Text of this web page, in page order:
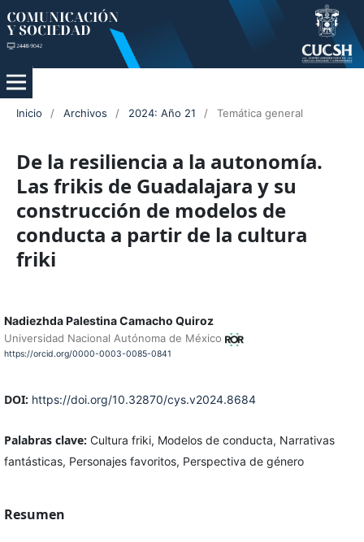
Inicio / Archivos / 2024: Año 21 / Temática general
De la resiliencia a la autonomía.
Las frikis de Guadalajara y su
construcción de modelos de
conducta a partir de la cultura
friki
Nadiezhda Palestina Camacho Quiroz
Universidad Nacional Autónoma de México
https://orcid.org/0000-0003-0085-0841
DOI: https://doi.org/10.32870/cys.v2024.8684
Palabras clave: Cultura friki, Modelos de conducta, Narrativas
fantásticas, Personajes favoritos, Perspectiva de género
Resumen